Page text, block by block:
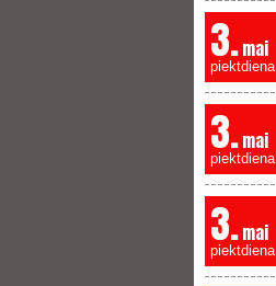
3.mai
piektdiena
3.mai
piektdiena
3.mai
piektdiena